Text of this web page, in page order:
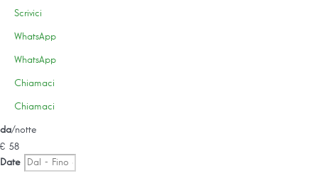
Scrivici
WhatsApp
WhatsApp
Chiamaci
Chiamaci
da/notte
€ 58
Date